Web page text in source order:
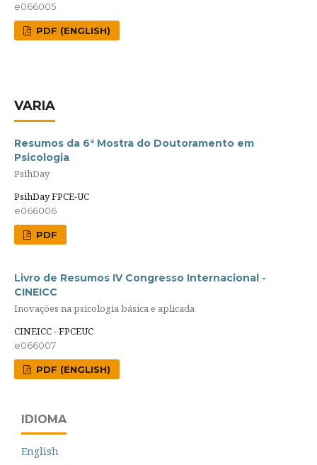
e066005
PDF (ENGLISH)
VARIA
Resumos da 6ª Mostra do Doutoramento em
Psicologia
PsihDay
PsihDay FPCE-UC
e066006
PDF
Livro de Resumos IV Congresso Internacional -
CINEICC
Inovações na psicologia básica e aplicada
CINEICC - FPCEUC
e066007
PDF (ENGLISH)
IDIOMA
English